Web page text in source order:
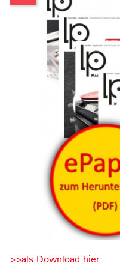
>>als Download hier